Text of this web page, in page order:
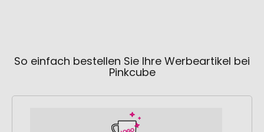
So einfach bestellen Sie Ihre Werbeartikel bei
Pinkcube